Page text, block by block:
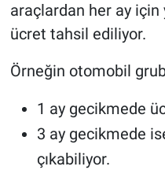
araçlardan her ay için
ücret tahsil ediliyor.
Örneğin otomobil
1 ay gecikmede
3 ay gecikmede
çıkabiliyor.